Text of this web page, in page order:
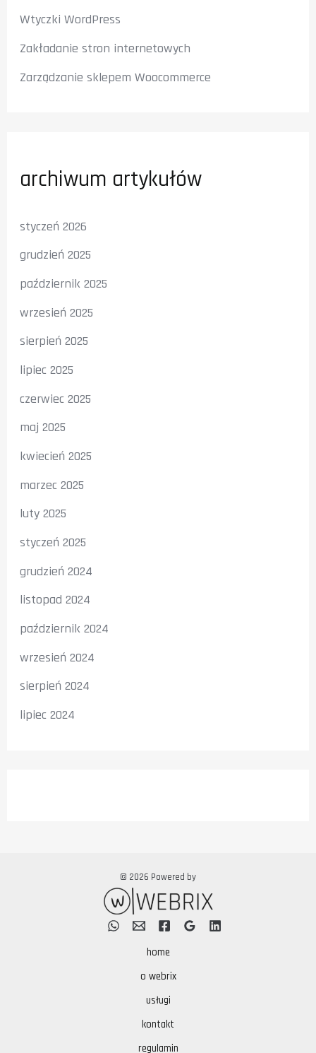
Wtyczki WordPress
Zakładanie stron internetowych
Zarządzanie sklepem Woocommerce
archiwum artykułów
styczeń 2026
grudzień 2025
październik 2025
wrzesień 2025
sierpień 2025
lipiec 2025
czerwiec 2025
maj 2025
kwiecień 2025
marzec 2025
luty 2025
styczeń 2025
grudzień 2024
listopad 2024
październik 2024
wrzesień 2024
sierpień 2024
lipiec 2024
© 2026 Powered by
home
o webrix
usługi
kontakt
regulamin